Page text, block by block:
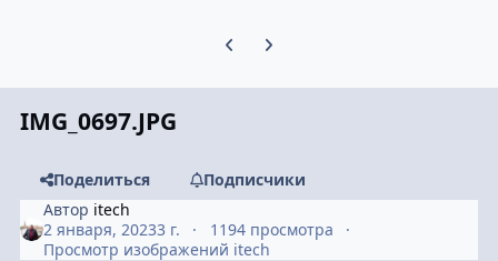
Предыдущий слайд карусели
Следующий слайд карусели
IMG_0697.JPG
Поделиться
Подписчики
Автор itech
2 января, 20233 г.
1194 просмотра
Просмотр изображений itech